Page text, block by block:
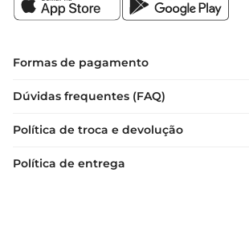
Formas de pagamento
Dúvidas frequentes (FAQ)
Política de troca e devolução
Política de entrega